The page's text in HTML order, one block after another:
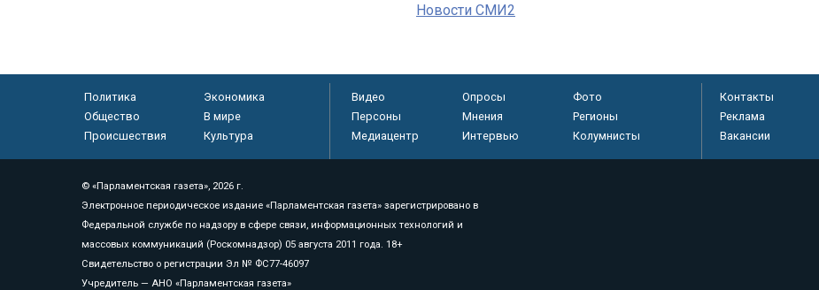
Новости СМИ2
Политика
Экономика
Общество
В мире
Происшествия
Культура
Видео Опросы
Фото
Персоны
Мнения
Регионы
Медиацентр
Интервью Колумнисты
Контакты
Реклама
Вакансии
© «Парламентская газета», 2026 г.
Электронное периодическое издание «Парламентская газета» зарегистрировано в
Федеральной службе по надзору в сфере связи, информационных технологий и
массовых коммуникаций (Роскомнадзор) 05 августа 2011 года. 18+
Свидетельство о регистрации Эл № ФС77-46097
Учредитель — АНО «Парламентская газета»